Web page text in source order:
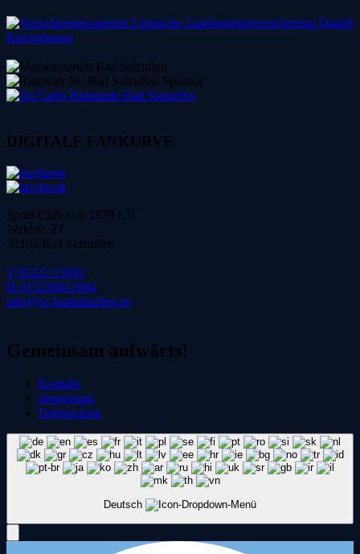
DIGITALE FANKURVE
Sport-Club von 1879 e.V.
Waldstr. 27
32105 Bad Salzuflen
T 05222 15691
H 015236812004
info@sc-badsalzuflen.de
Gemeinsam aufwärts!
Kontakt
Impressum
Datenschutz
Deutsch